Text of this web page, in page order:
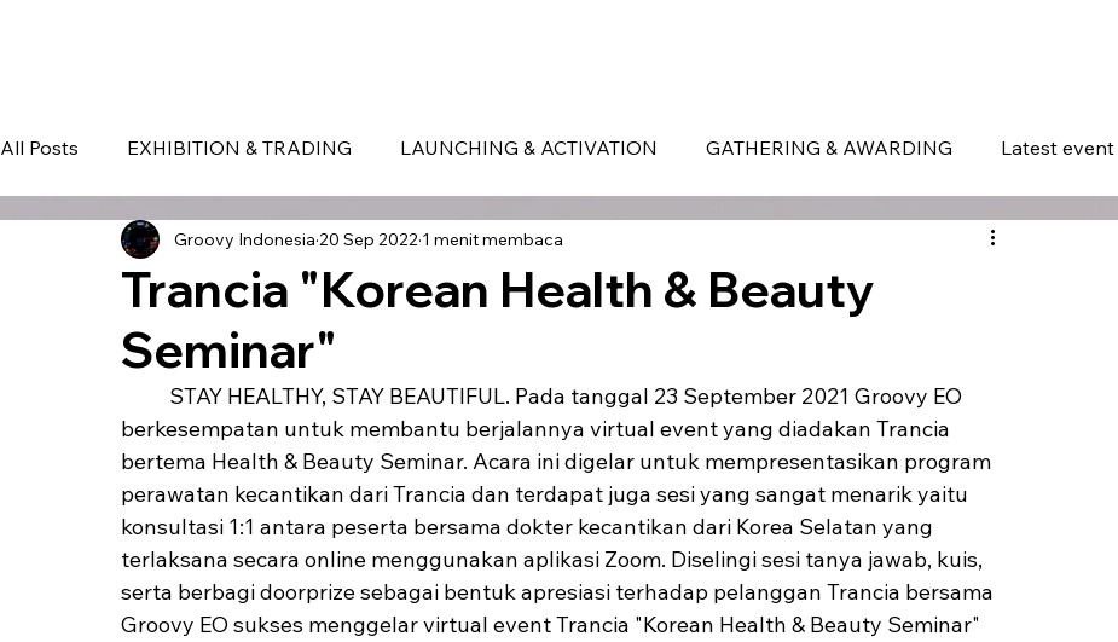
All Posts EXHIBITION & TRADING LAUNCHING & ACTIVATION GATHERING & AWARDING Latest event
Seminar & Conference BALI bali
Trancia "Korean Health & Beauty
Seminar"
Groovy Indonesia 20 Sep 2022 1 menit membaca
berkesempatan untuk membantu berjalannya virtual event yang diadakan Trancia
bertema Health & Beauty Seminar. Acara ini digelar untuk mempresentasikan program
perawatan kecantikan dari Trancia dan terdapat juga sesi yang sangat menarik yaitu
konsultasi 1:1 antara peserta bersama dokter kecantikan dari Korea Selatan yang
terlaksana secara online menggunakan aplikasi Zoom. Diselingi sesi tanya jawab, kuis,
serta berbagi doorprize sebagai bentuk apresiasi terhadap pelanggan Trancia bersama
Groovy EO sukses menggelar virtual event Trancia "Korean Health & Beauty Seminar"